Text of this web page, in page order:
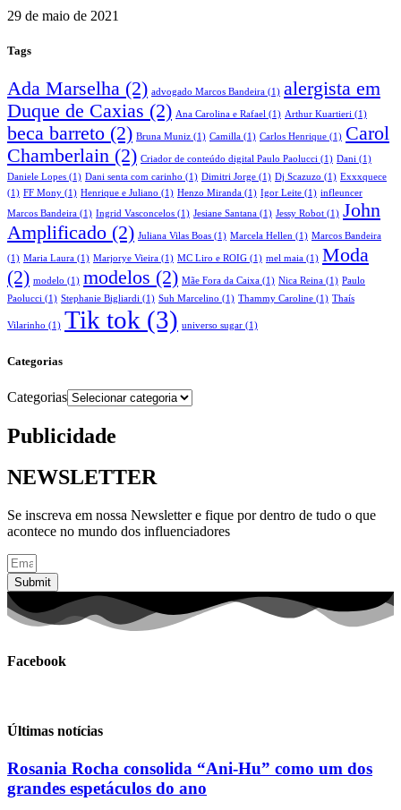
29 de maio de 2021
Tags
Ada Marselha (2) advogado Marcos Bandeira (1) alergista em
Duque de Caxias (2) Ana Carolina e Rafael (1) Arthur Kuartieri (1)
beca barreto (2) Bruna Muniz (1) Camilla (1) Carlos Henrique (1) Carol
Chamberlain (2) Criador de conteúdo digital Paulo Paolucci (1) Dani (1)
Daniele Lopes (1) Dani senta com carinho (1) Dimitri Jorge (1) Dj Scazuzo (1) Exxxquece
(1) FF Mony (1) Henrique e Juliano (1) Henzo Miranda (1) Igor Leite (1) infleuncer
Marcos Bandeira (1) Ingrid Vasconcelos (1) Jesiane Santana (1) Jessy Robot (1) John
Amplificado (2) Juliana Vilas Boas (1) Marcela Hellen (1) Marcos Bandeira
(1) Maria Laura (1) Marjorye Vieira (1) MC Liro e ROIG (1) mel maia (1) Moda
(2) modelo (1) modelos (2) Mãe Fora da Caixa (1) Nica Reina (1) Paulo
Paolucci (1) Stephanie Bigliardi (1) Suh Marcelino (1) Thammy Caroline (1) Thaís
Vilarinho (1) Tik tok (3) universo sugar (1)
Categorias
Categorias
Publicidade
NEWSLETTER
Se inscreva em nossa Newsletter e fique por dentro de tudo o que
acontece no mundo dos influenciadores
Submit
Facebook
Últimas notícias
Rosania Rocha consolida “Ani-Hu” como um dos
grandes espetáculos do ano